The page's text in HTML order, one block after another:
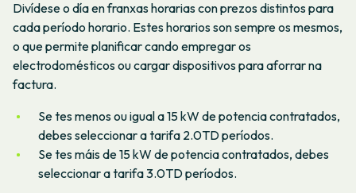
Divídese o día en franxas horarias con prezos distintos para
cada período horario. Estes horarios son sempre os mesmos,
o que permite planificar cando empregar os
electrodomésticos ou cargar dispositivos para aforrar na
factura.
Se tes menos ou igual a 15 kW de potencia contratados,
debes seleccionar a tarifa 2.0TD períodos.
Se tes máis de 15 kW de potencia contratados, debes
seleccionar a tarifa 3.0TD períodos.